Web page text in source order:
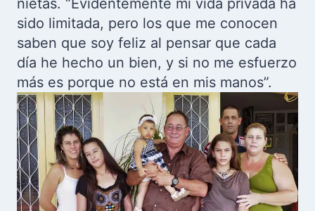
nietas. “Evidentemente mi vida privada ha
sido limitada, pero los que me conocen
saben que soy feliz al pensar que cada
día he hecho un bien, y si no me esfuerzo
más es porque no está en mis manos”.